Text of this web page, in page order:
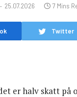
25.07.2026 7 Mins
Twitter
er halv skatt på